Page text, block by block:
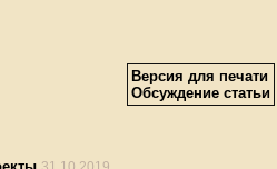
Версия для печати
Обсуждение статьи